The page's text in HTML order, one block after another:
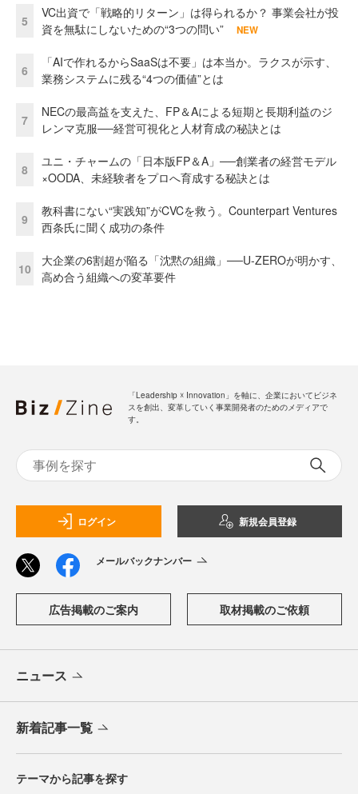
5
VC出資で「戦略的リターン」は得られるか？ 事業会社が投
資を無駄にしないための“3つの問い”
NEW
6
「AIで作れるからSaaSは不要」は本当か。ラクスが示す、
業務システムに残る“4つの価値”とは
7
NECの最高益を支えた、FP＆Aによる短期と長期利益のジ
レンマ克服──経営可視化と人材育成の秘訣とは
8
ユニ・チャームの「日本版FP＆A」──創業者の経営モデル
×OODA、未経験者をプロへ育成する秘訣とは
9
教科書にない“実践知”がCVCを救う。Counterpart Ventures
西条氏に聞く成功の条件
10
大企業の6割超が陥る「沈黙の組織」──U-ZEROが明かす、
高め合う組織への変革要件
「Leadership ☓ Innovation」を軸に、企業においてビジネ
スを創出、変革していく事業開発者のためのメディアで
す。
ログイン 新規会員登録
メールバックナンバー
広告掲載のご案内 取材掲載のご依頼
ニュース
新着記事一覧
テーマから記事を探す